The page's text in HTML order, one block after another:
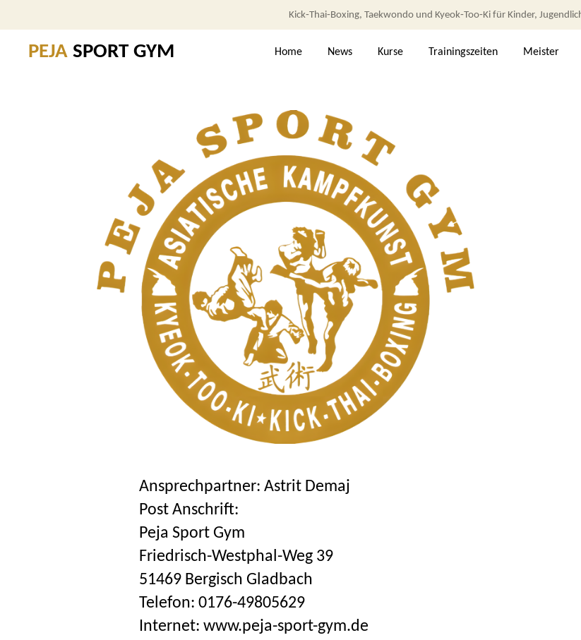
springen
Kick‑Thai‑Boxing, Taekwondo und Kyeok‑Too‑Ki für Kinder,
PEJA SPORT GYM Home News Kurse Trainingszeiten Meister
Ansprechpartner: Astrit Demaj
Post Anschrift:
Peja Sport Gym
Friedrisch-Westphal-Weg 39
51469 Bergisch Gladbach
Telefon: 0176-49805629
Internet: www.peja-sport-gym.de